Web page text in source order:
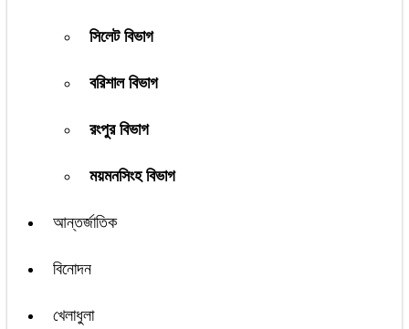
সিলেট বিভাগ
বরিশাল বিভাগ
রংপুর বিভাগ
ময়মনসিংহ বিভাগ
আন্তর্জাতিক
বিনোদন
খেলাধুলা